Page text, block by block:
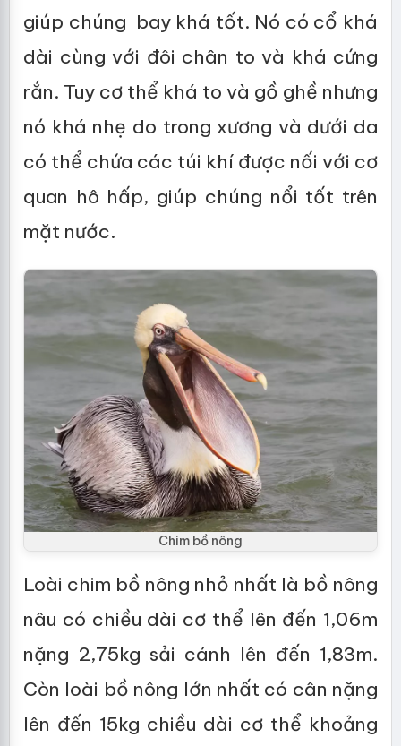
giúp chúng bay khá tốt. Nó có cổ khá
dài cùng với đôi chân to và khá cứng
rắn. Tuy cơ thể khá to và gồ ghề nhưng
nó khá nhẹ do trong xương và dưới da
có thể chứa các túi khí được nối với cơ
quan hô hấp, giúp chúng nổi tốt trên
mặt nước.
Chim bồ nông
Loài chim bồ nông nhỏ nhất là bồ nông
nâu có chiều dài cơ thể lên đến 1,06m
nặng 2,75kg sải cánh lên đến 1,83m.
Còn loài bồ nông lớn nhất có cân nặng
lên đến 15kg chiều dài cơ thể khoảng